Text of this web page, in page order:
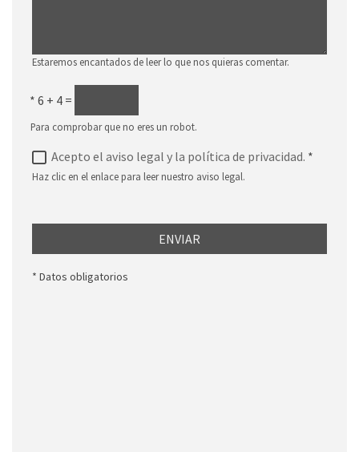
Estaremos encantados de leer lo que nos quieras comentar.
* 6 + 4 =
Para comprobar que no eres un robot.
Acepto el aviso legal y la política de privacidad. *
Haz clic en el enlace para leer nuestro aviso legal.
ENVIAR
* Datos obligatorios